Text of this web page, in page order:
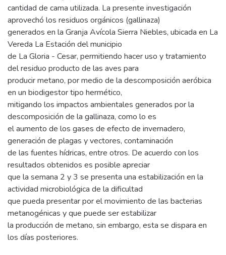
cantidad de cama utilizada. La presente investigación
aprovechó los residuos orgánicos (gallinaza)
generados en la Granja Avícola Sierra Niebles, ubicada en La
Vereda La Estación del municipio
de La Gloria - Cesar, permitiendo hacer uso y tratamiento
del residuo producto de las aves para
producir metano, por medio de la descomposición aeróbica
en un biodigestor tipo hermético,
mitigando los impactos ambientales generados por la
descomposición de la gallinaza, como lo es
el aumento de los gases de efecto de invernadero,
generación de plagas y vectores, contaminación
de las fuentes hídricas, entre otros. De acuerdo con los
resultados obtenidos es posible apreciar
que la semana 2 y 3 se presenta una estabilización en la
actividad microbiológica de la dificultad
que pueda presentar por el movimiento de las bacterias
metanogénicas y que puede ser estabilizar
la producción de metano, sin embargo, esta se dispara en
los días posteriores.